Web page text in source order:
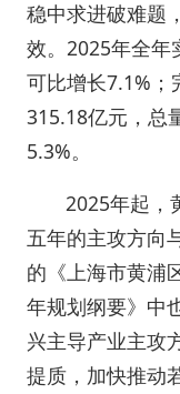
稳中求进破难题
效。2025年全年
可比增长7.1%；
315.18亿元，总
5.3%。
2025年起，
五年的主攻方向
的《上海市黄浦
年规划纲要》中
兴主导产业主攻
提质，加快推动